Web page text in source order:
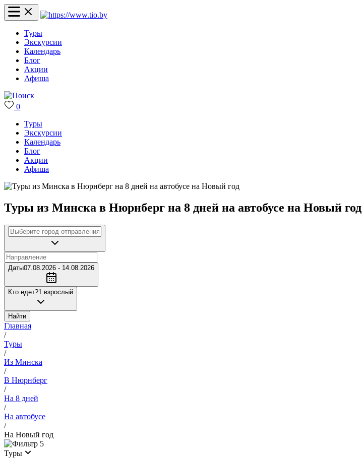
Туры
Экскурсии
Календарь
Блог
Акции
Афиша
0
Туры
Экскурсии
Календарь
Блог
Акции
Афиша
Туры из Минска в Нюрнберг на 8 дней на автобусе на Новый год
Даты07.08.2026 - 14.08.2026
Кто едет?1 взрослый
Найти
Главная
/
Туры
/
Из Минска
/
В Нюрнберг
/
На 8 дней
/
На автобусе
/
На Новый год
5
Туры